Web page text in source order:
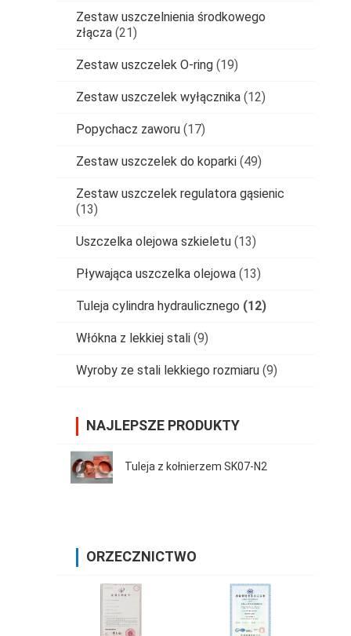
Zestaw uszczelnienia środkowego
złącza (21)
Zestaw uszczelek O-ring (19)
Zestaw uszczelek wyłącznika (12)
Popychacz zaworu (17)
Zestaw uszczelek do koparki (49)
Zestaw uszczelek regulatora gąsienic
(13)
Uszczelka olejowa szkieletu (13)
Pływająca uszczelka olejowa (13)
Tuleja cylindra hydraulicznego (12)
Włókna z lekkiej stali (9)
Wyroby ze stali lekkiego rozmiaru (9)
NAJLEPSZE PRODUKTY
Tuleja z kołnierzem SK07-N2
ORZECZNICTWO